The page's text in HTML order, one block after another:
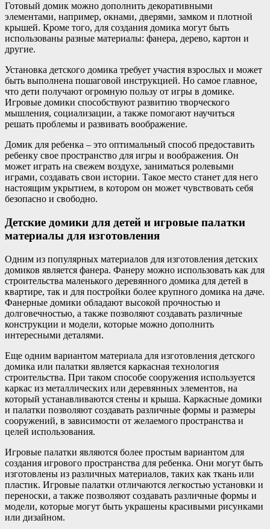
Готовый домик можно дополнить декоративными
элементами, например, окнами, дверями, замком и плотной
крышей. Кроме того, для создания домика могут быть
использованы разные материалы: фанера, дерево, картон и
другие.
Установка детского домика требует участия взрослых и может
быть выполнена пошаговой инструкцией. Но самое главное,
что дети получают огромную пользу от игры в домике.
Игровые домики способствуют развитию творческого
мышления, социализации, а также помогают научиться
решать проблемы и развивать воображение.
Домик для ребенка – это оптимальный способ предоставить
ребенку свое пространство для игры и воображения. Он
может играть на свежем воздухе, заниматься ролевыми
играми, создавать свои истории. Такое место станет для него
настоящим укрытием, в котором он может чувствовать себя
безопасно и свободно.
Детские домики для детей и игровые палатки
материалы для изготовления
Одним из популярных материалов для изготовления детских
домиков является фанера. Фанеру можно использовать как для
строительства маленького деревянного домика для детей в
квартире, так и для постройки более крупного домика на даче.
Фанерные домики обладают высокой прочностью и
долговечностью, а также позволяют создавать различные
конструкции и модели, которые можно дополнить
интересными деталями.
Еще одним вариантом материала для изготовления детского
домика или палатки является каркасная технология
строительства. При таком способе сооружения используется
каркас из металлических или деревянных элементов, на
который устанавливаются стены и крыша. Каркасные домики
и палатки позволяют создавать различные формы и размеры
сооружений, в зависимости от желаемого пространства и
целей использования.
Игровые палатки являются более простым вариантом для
создания игрового пространства для ребенка. Они могут быть
изготовлены из различных материалов, таких как ткань или
пластик. Игровые палатки отличаются легкостью установки и
переноски, а также позволяют создавать различные формы и
модели, которые могут быть украшены красивыми рисунками
или дизайном.